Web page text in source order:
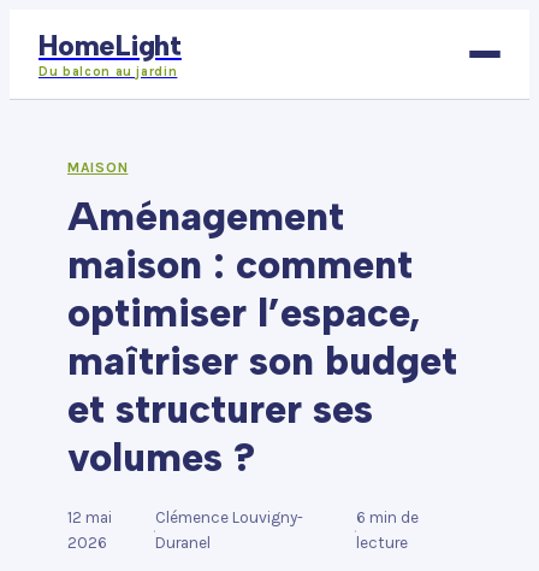
HomeLight
Du balcon au jardin
Déco
Immobilier
Jardinage
Maison
MAISON
Aménagement
maison : comment
optimiser l’espace,
maîtriser son budget
et structurer ses
volumes ?
12 mai
2026
·
Clémence Louvigny-
Duranel
·
6 min de
lecture